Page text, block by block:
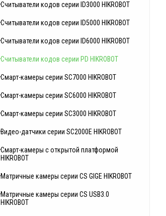
Считыватели кодов серии ID3000 HIKROBOT
Считыватели кодов серии ID5000 HIKROBOT
Считыватели кодов серии ID6000 HIKROBOT
Считыватели кодов серии PD HIKROBOT
Смарт-камеры серии SC7000 HIKROBOT
Смарт-камеры серии SC6000 HIKROBOT
Смарт-камеры серии SC3000 HIKROBOT
Видео-датчики серии SC2000E HIKROBOT
Смарт-камеры с открытой платформой
HIKROBOT
Матричные камеры серии CS GIGE HIKROBOT
Матричные камеры серии CS USB3.0
HIKROBOT